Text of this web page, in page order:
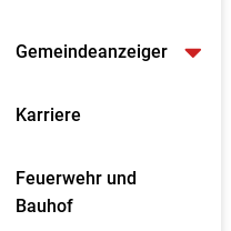
Gemeindeanzeiger
Karriere
Feuerwehr und
Bauhof